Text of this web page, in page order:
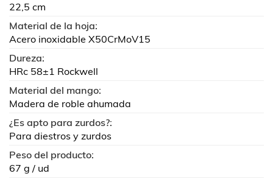
22,5 cm
Material de la hoja:
Acero inoxidable X50CrMoV15
Dureza:
HRc 58±1 Rockwell
Material del mango:
Madera de roble ahumada
¿Es apto para zurdos?:
Para diestros y zurdos
Peso del producto:
67 g / ud